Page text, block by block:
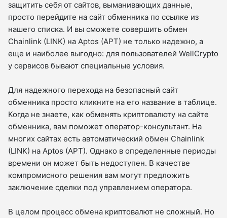
защитить себя от сайтов, выманивающих данные,
просто перейдите на сайт обменника по ссылке из
нашего списка. И вы сможете совершить обмен
Chainlink (LINK) на Aptos (APT) не только надежно, а
еще и наиболее выгодно: для пользователей WellCrypto
у сервисов бывают специальные условия.
Для надежного перехода на безопасный сайт
обменника просто кликните на его название в таблице.
Когда не знаете, как обменять криптовалюту на сайте
обменника, вам поможет оператор-консультант. На
многих сайтах есть автоматический обмен Chainlink
(LINK) на Aptos (APT). Однако в определенные периоды
времени он может быть недоступен. В качестве
компромисного решения вам могут предложить
заключение сделки под управлением оператора.
В целом процесс обмена криптовалют не сложный. Но